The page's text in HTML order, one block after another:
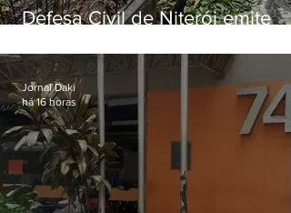
Defesa Civil de Niterói emite
sexta-feira (07)
Jornal Daki
há 16 horas